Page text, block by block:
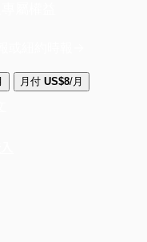
月付 US$8/月